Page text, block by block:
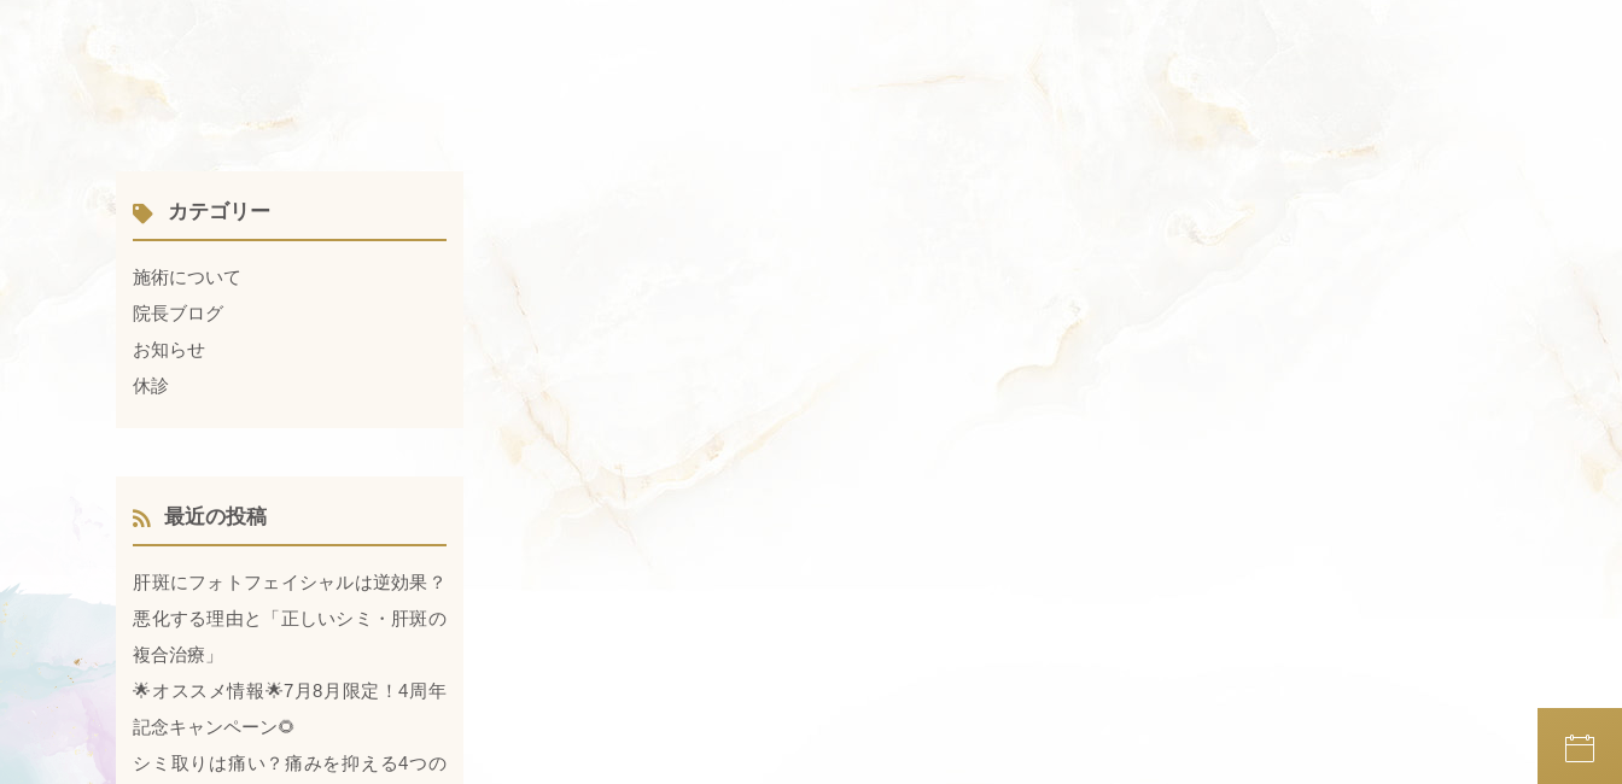
カテゴリー
施術について
院長ブログ
お知らせ
休診
最近の投稿
肝斑にフォトフェイシャルは逆効果？
悪化する理由と「正しいシミ・肝斑の
複合治療」
🌟オススメ情報🌟7月8月限定！4周年
記念キャンペーン🌻
シミ取りは痛い？痛みを抑える4つの